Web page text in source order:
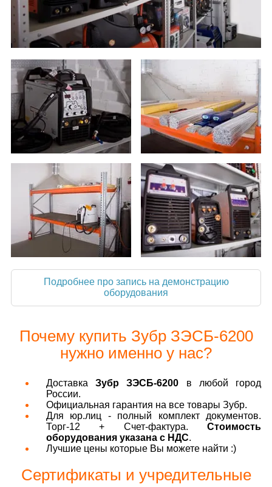
Подробнее про запись на демонстрацию
оборудования
Почему купить Зубр ЗЭСБ-6200
нужно именно у нас?
ДоставкаЗубр ЗЭСБ-6200 в любой город
России.
Официальная гарантия на все товары Зубр.
Для юр.лиц - полный комплект документов.
Торг-12 + Счет-фактура. Стоимость
оборудования указана с НДС.
Лучшие цены которые Вы можете найти :)
Сертификаты и учредительные